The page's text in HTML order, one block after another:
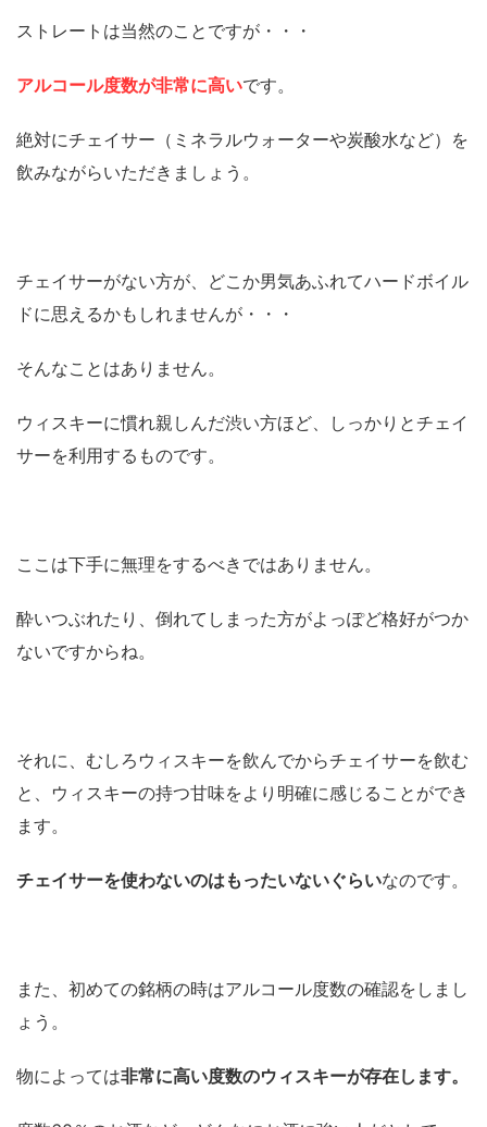
ストレートは当然のことですが・・・
アルコール度数が非常に高いです。
絶対にチェイサー（ミネラルウォーターや炭酸水など）を
飲みながらいただきましょう。
チェイサーがない方が、どこか男気あふれてハードボイル
ドに思えるかもしれませんが・・・
そんなことはありません。
ウィスキーに慣れ親しんだ渋い方ほど、しっかりとチェイ
サーを利用するものです。
ここは下手に無理をするべきではありません。
酔いつぶれたり、倒れてしまった方がよっぽど格好がつか
ないですからね。
それに、むしろウィスキーを飲んでからチェイサーを飲む
と、ウィスキーの持つ甘味をより明確に感じることができ
ます。
チェイサーを使わないのはもったいないぐらいなのです。
また、初めての銘柄の時はアルコール度数の確認をしまし
ょう。
物によっては非常に高い度数のウィスキーが存在します。